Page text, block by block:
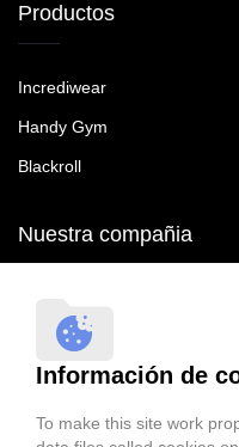
Productos
Incrediwear
Handy Gym
Blackroll
Nuestra compañia
Sevilla
España
Información de
To make this site work